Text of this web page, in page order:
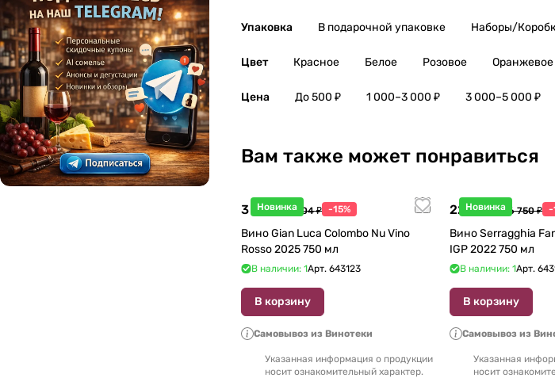
Упаковка В подарочной упаковке Наборы/
Цвет Красное Белое Розовое Оранжевое
Цена До 500 ₽ 1 000–3 000 ₽ 3 000–5 000 ₽
Вам также может понравиться
Новинка
3 998 ₽4 704 ₽ -15%
Вино Gian Luca Colombo Nu Vino
Rosso 2025 750 мл
В наличии: 1Арт. 643123
В корзину
Самовывоз из Винотеки
Указанная информация о продукции
носит ознакомительный характер.
Новинка
22 738 ₽26 750 ₽ -
Вино Serragghia
IGP 2022 750 мл
В наличии: 1Арт.
В корзину
Самовывоз из
Указанная
носит